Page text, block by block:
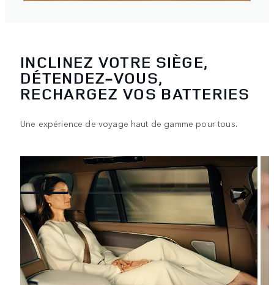
INCLINEZ VOTRE SIÈGE,
DÉTENDEZ-VOUS,
RECHARGEZ VOS BATTERIES
Une expérience de voyage haut de gamme pour tous.